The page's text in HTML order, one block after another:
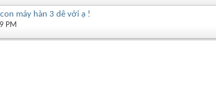
máy hàn 3 dê với ạ !
PM